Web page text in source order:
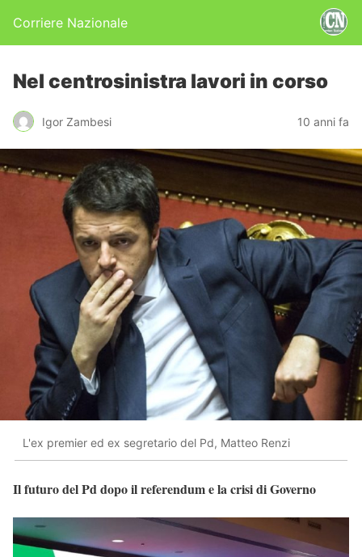
Corriere Nazionale
Nel centrosinistra lavori in corso
Igor Zambesi 10 anni fa
L'ex premier ed ex segretario del Pd, Matteo Renzi
Il futuro del Pd dopo il referendum e la crisi di Governo